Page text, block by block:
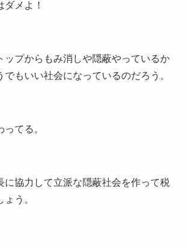
メよ！
ップからもみ消しや隠蔽やっているか
でもいい社会になっているのだろう。
てる。
に協力して立派な隠蔽社会を作って税
う。